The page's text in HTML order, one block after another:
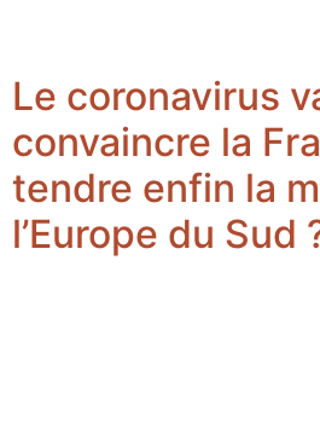
Le coronavirus
convaincre la
tendre enfin la
l’Europe du Sud